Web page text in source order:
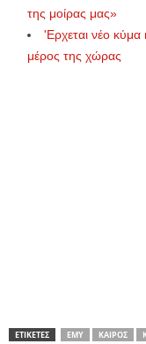
της μοίρας μας»
'Ερχεται νέο κύμα
μέρος της χώρας
ΕΤΙΚΕΤΕΣ EMY ΚΑΙΡΌΣ